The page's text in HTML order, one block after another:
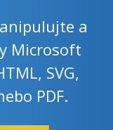
a
Microsoft
SVG,
PDF.